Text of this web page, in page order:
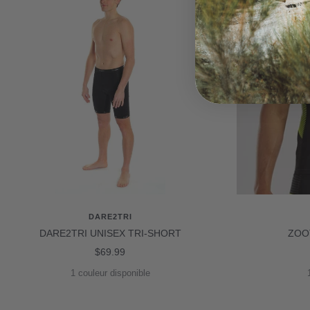
DARE2TRI
DARE2TRI UNISEX TRI-SHORT
Prix
$69.99
1 couleur disponible